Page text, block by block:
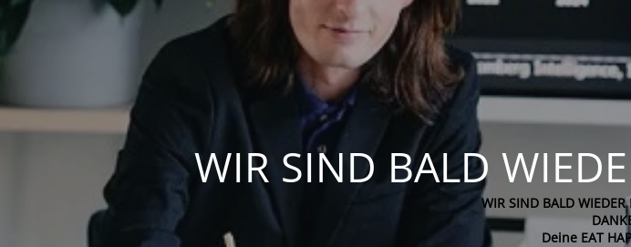
WIR SIND BALD
WIR SIND BALD WIEDER
Deine EAT